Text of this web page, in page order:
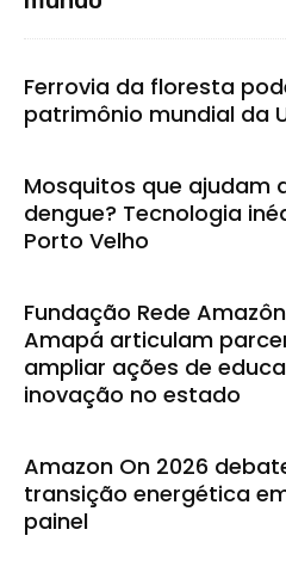
Ferrovia da floresta
patrimônio mundial da
Mosquitos que ajudam
dengue? Tecnologia
Porto Velho
Fundação Rede
Amapá articulam
ampliar ações de
inovação no estado
Amazon On 2026
transição energética
painel